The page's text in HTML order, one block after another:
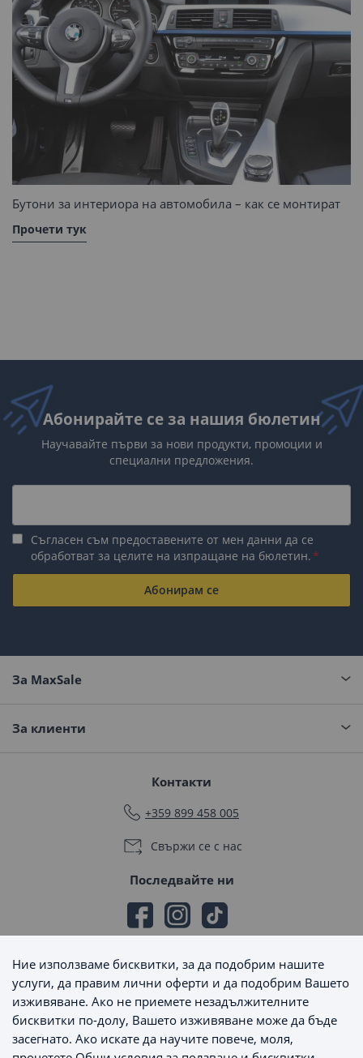
Бутони за интериора на автомобила – как се монтират
Прочети тук
Абонирайте се за нашия бюлетин
Научавайте първи за нови продукти, промоции и
специални предложения.
Съгласен съм предоставените от мен данни да се
обработват за целите на изпращане на бюлетин.
Абонирам се
За MaxSale
За клиенти
Контакти
+359 899 458 005
Свържи се с нас
Последвайте ни
Начини на плащане
Ние използваме бисквитки, за да подобрим нашите
услуги, да правим лични оферти и да подобрим Вашето
изживяване. Ако не приемете незадължителните
бисквитки по-долу, Вашето изживяване може да бъде
засегнато. Ако искате да научите повече, моля,